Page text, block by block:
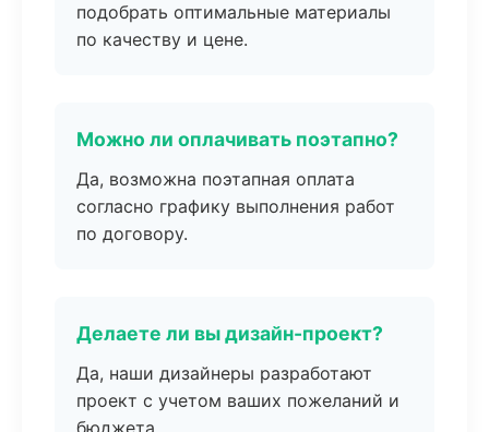
подобрать оптимальные материалы
по качеству и цене.
Можно ли оплачивать поэтапно?
Да, возможна поэтапная оплата
согласно графику выполнения работ
по договору.
Делаете ли вы дизайн-проект?
Да, наши дизайнеры разработают
проект с учетом ваших пожеланий и
бюджета.